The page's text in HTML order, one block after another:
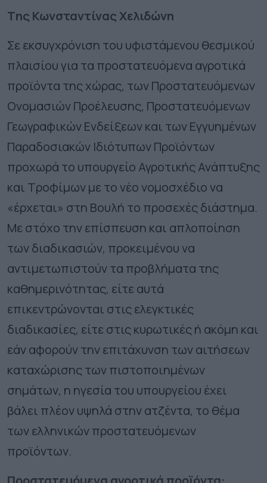
Tης Κωνσταντίνας Χελιδώνη
Σε εκσυγχρόνιση του υφιστάμενου θεσμικού
πλαισίου για τα προστατευόμενα αγροτικά
προϊόντα της χώρας, των Προστατευόμενων
Ονομασιών Προέλευσης, Προστατευόμενων
Γεωγραφικών Ενδείξεων και των Εγγυημένων
Παραδοσιακών Ιδιότυπων Προϊόντων
προχωρά το υπουργείο Αγροτικής Ανάπτυξης
και Τροφίμων με το νέο νομοσχέδιο να
«έρχεται» στη Βουλή το προσεχές διάστημα.
Με στόχο την επίσπευση και απλοποίηση
των διαδικασιών, προκειμένου να
αντιμετωπιστούν τα προβλήματα της
καθημερινότητας, είτε αυτά
επικεντρώνονται στις ελεγκτικές
διαδικασίες, είτε στις κυρωτικές ή ακόμη και
εάν αφορούν την επιτάχυνση των αιτήσεων
καταχώρισης των πιστοποιημένων
σημάτων, η ηγεσία του υπουργείου έχει
βάλει πλέον υψηλά στην ατζέντα, το θέμα
των ελληνικών προστατευόμενων
προϊόντων.